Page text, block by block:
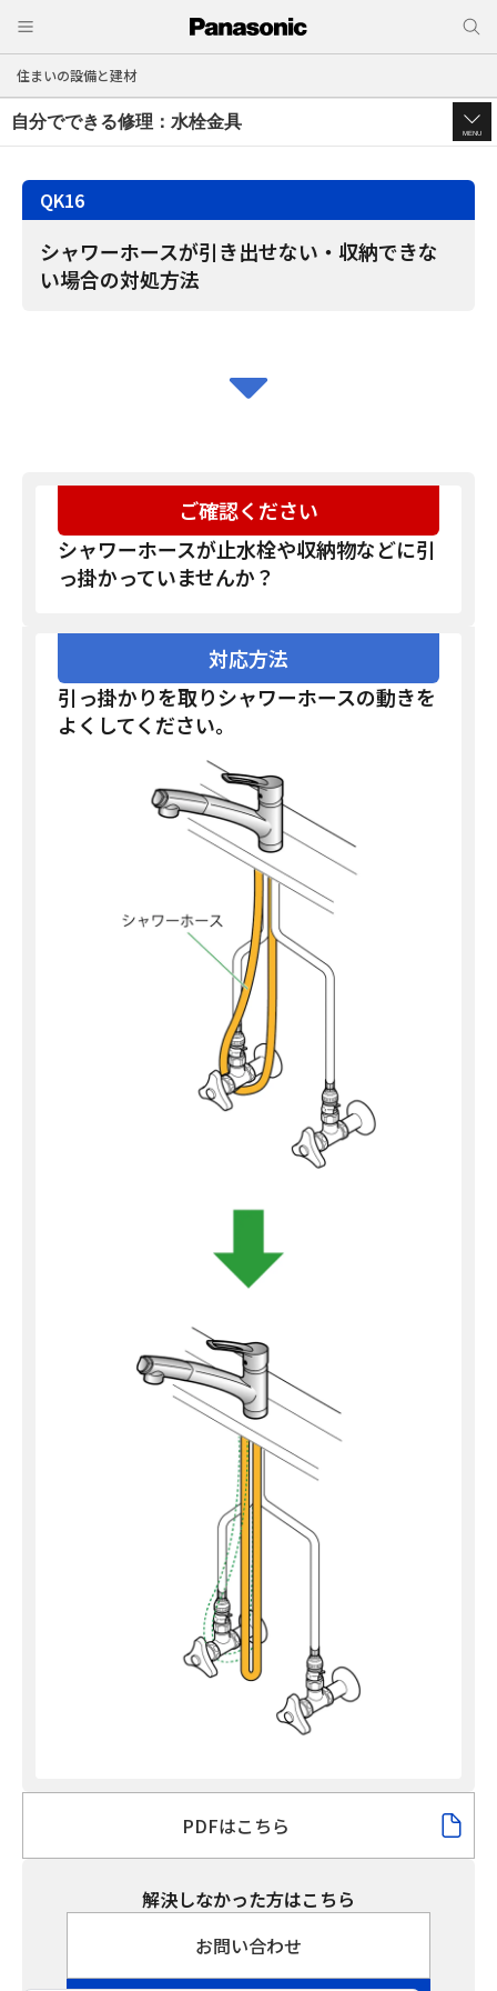
住まいの設備と建材
自分でできる修理：水栓金具
MENU
K16
シャワーホースが引き出せない・収納できな
い場合の対処方法
ご確認ください
シャワーホースが止水栓や収納物などに引
っ掛かっていませんか？
対応方法
引っ掛かりを取りシャワーホースの動きを
よくしてください。
PDFはこちら
解決しなかった方はこちら
お問い合わせ